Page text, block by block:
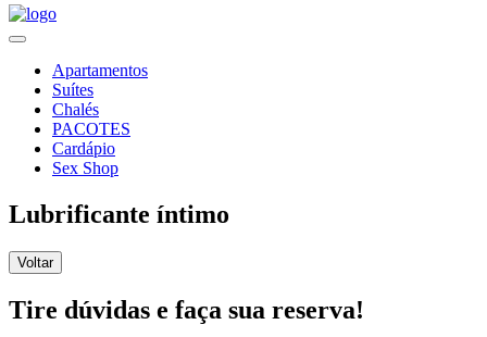
Apartamentos
Suítes
Chalés
PACOTES
Cardápio
Sex Shop
Lubrificante íntimo
Voltar
Tire dúvidas e faça sua reserva!